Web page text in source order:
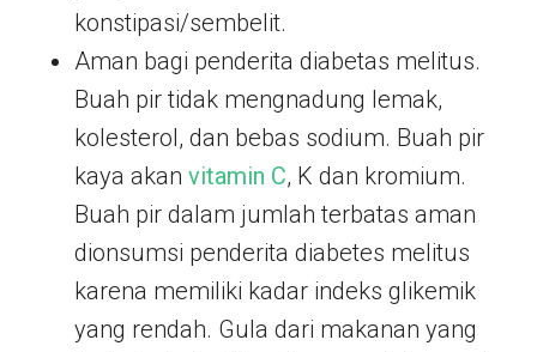
konstipasi/sembelit.
Aman bagi penderita diabetas melitus.
Buah pir tidak mengnadung lemak,
kolesterol, dan bebas sodium. Buah pir
kaya akanvitamin C, K dan kromium.
Buah pir dalam jumlah terbatas aman
dionsumsi penderita diabetes melitus
karena memiliki kadar indeks glikemik
yang rendah. Gula dari makanan yang